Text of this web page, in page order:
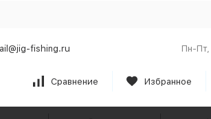
fishing.ru Пн-
Сравнение Избранное